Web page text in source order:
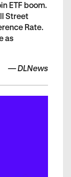
ETF boom.
Street
Rate.
as
—DLNews